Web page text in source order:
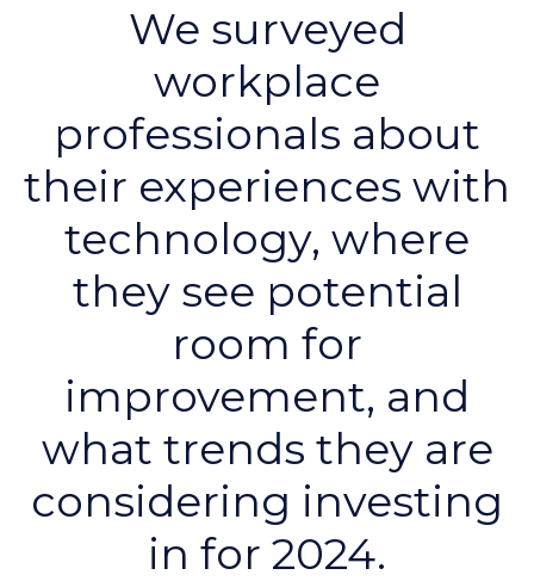
We surveyed
workplace
professionals about
their experiences with
technology, where
they see potential
room for
improvement, and
what trends they are
considering investing
in for 2024.